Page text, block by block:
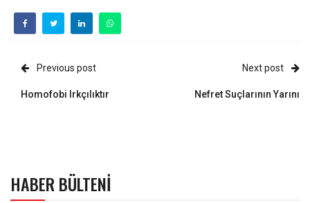
Previous post
Homofobi Irkçılıktır
Next post
Nefret Suçlarının Yarını
HABER BÜLTENI